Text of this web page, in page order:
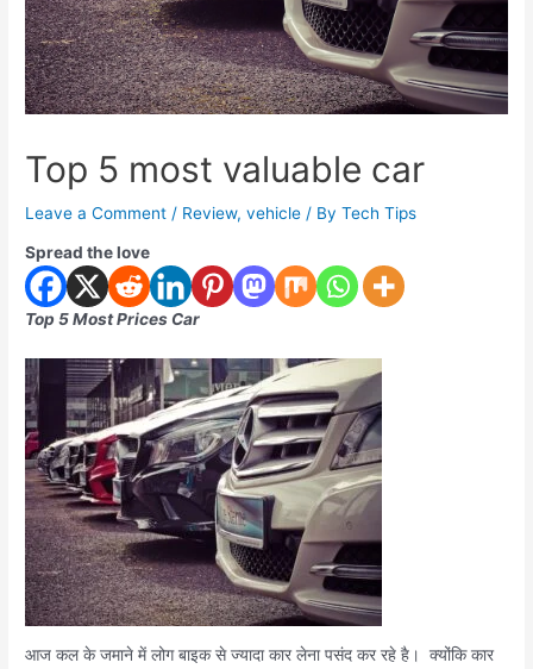
Top 5 most valuable car
Leave a Comment / Review,vehicle / ByTech Tips
Spread the love
Top 5 Most Prices Car
आज कल के जमाने में लोग बाइक से ज्यादा कार लेना पसंद कर रहे है। क्योंकि कार